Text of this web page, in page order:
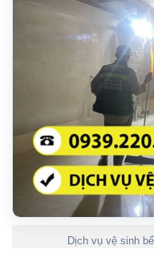
Dịch vụ vệ sinh